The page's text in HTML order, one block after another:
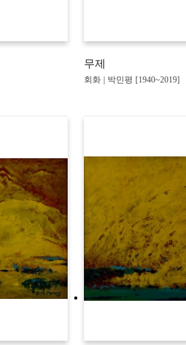
무제
회화 | 박민평 [1940~2019]